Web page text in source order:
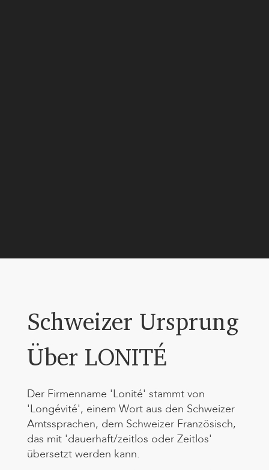
Über LONITÉ
Schweizer Ursprung
Der Firmenname 'Lonité' stammt von
'Longévité', einem Wort aus den Schweizer
Amtssprachen, dem Schweizer Französisch,
das mit 'dauerhaft/zeitlos oder Zeitlos'
übersetzt werden kann.